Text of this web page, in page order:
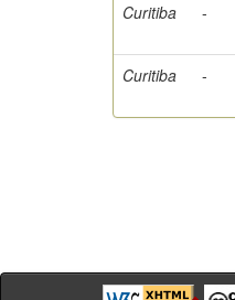
Curitiba -
Curitiba
-